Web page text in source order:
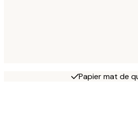
Papier mat de